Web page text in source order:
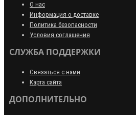
О нас
Информация о доставке
Политика безопасности
Условия соглашения
СЛУЖБА ПОДДЕРЖКИ
Связаться с нами
Карта сайта
ДОПОЛНИТЕЛЬНО